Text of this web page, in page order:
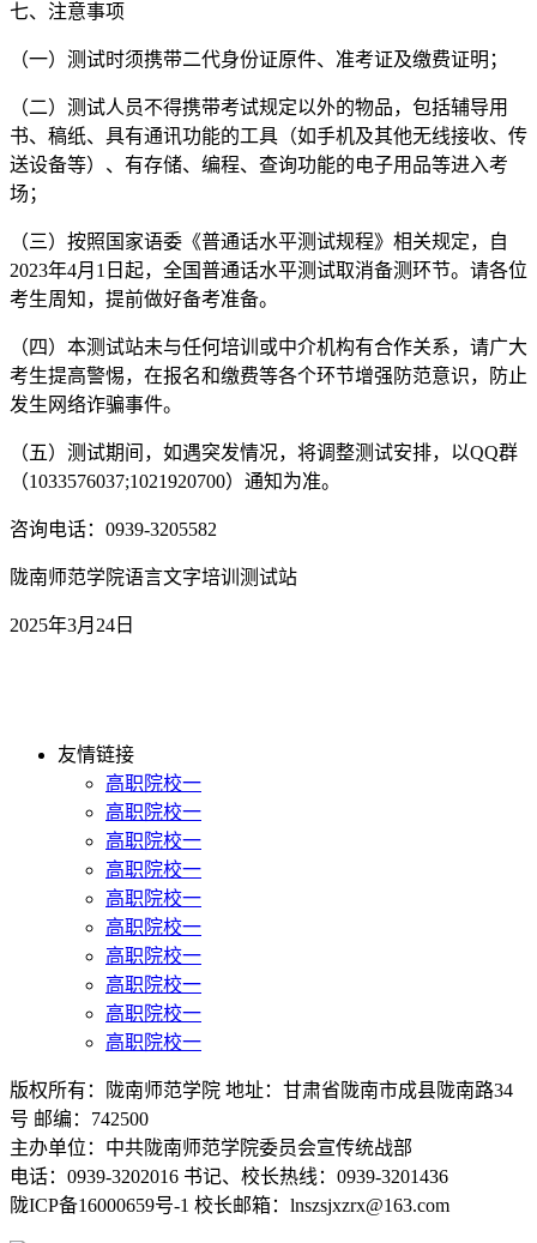
七、注意事项
（一）测试时须携带二代身份证原件、准考证及缴费证明；
（二）测试人员不得携带考试规定以外的物品，包括辅导用
书、稿纸、具有通讯功能的工具（如手机及其他无线接收、传
送设备等）、有存储、编程、查询功能的电子用品等进入考
场；
（三）按照国家语委《普通话水平测试规程》相关规定，自
2023年4月1日起，全国普通话水平测试取消备测环节。请各位
考生周知，提前做好备考准备。
（四）本测试站未与任何培训或中介机构有合作关系，请广大
考生提高警惕，在报名和缴费等各个环节增强防范意识，防止
发生网络诈骗事件。
（五）测试期间，如遇突发情况，将调整测试安排，以QQ群
（1033576037;1021920700）通知为准。
咨询电话：0939-3205582
陇南师范学院语言文字培训测试站
2025年3月24日
友情链接
高职院校一
高职院校一
高职院校一
高职院校一
高职院校一
高职院校一
高职院校一
高职院校一
高职院校一
高职院校一
版权所有：陇南师范学院 地址：甘肃省陇南市成县陇南路34
号 邮编：742500
主办单位：中共陇南师范学院委员会宣传统战部
电话：0939-3202016 书记、校长热线：0939-3201436
陇ICP备16000659号-1 校长邮箱：lnszsjxzrx@163.com